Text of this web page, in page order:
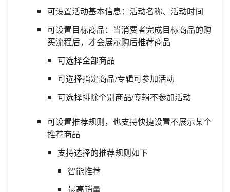
可设置活动基本信息：活动名称、活动时间
可设置目标商品：当消费者完成目标商品的购
买流程后，才会展示购后推荐商品
可选择全部商品
可选择指定商品/专辑可参加活动
可选择排除个别商品/专辑不参加活动
可设置推荐规则，也支持快捷设置不展示某个
推荐商品
支持选择的推荐规则如下
智能推荐
最高销量